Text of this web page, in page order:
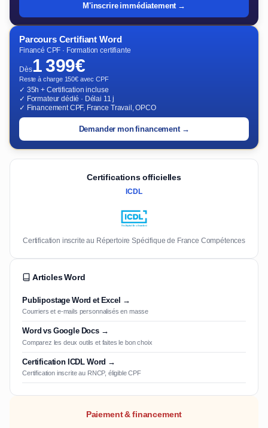
M'inscrire immédiatement →
Parcours Certifiant Word
Financé CPF · Formation certifiante
Dès1 399€
Reste à charge 150€ avec CPF
✓ 35h + Certification incluse
✓ Formateur dédié · Délai 11 j
✓ Financement CPF, France Travail, OPCO
Demander mon financement →
Certifications officielles
ICDL
Certification inscrite au Répertoire Spécifique de France Compétences
Articles Word
Publipostage Word et Excel →
Courriers et e-mails personnalisés en masse
Word vs Google Docs →
Comparez les deux outils et faites le bon choix
Certification ICDL Word →
Certification inscrite au RNCP, éligible CPF
Paiement & financement